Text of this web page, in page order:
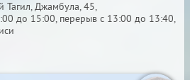
Тагил, Джамбула, 45,
до 15:00, перерыв с 13:00 до 13:40,